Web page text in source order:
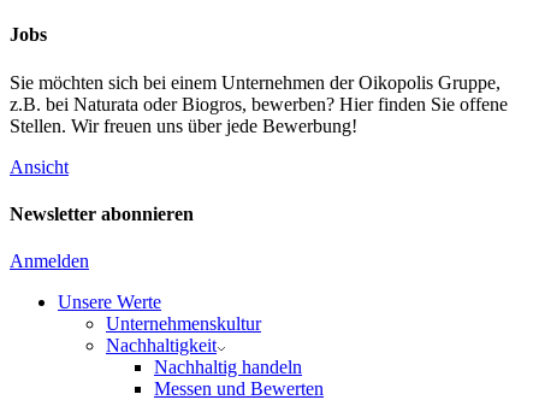
Jobs
Sie möchten sich bei einem Unternehmen der Oikopolis Gruppe,
z.B. bei Naturata oder Biogros, bewerben? Hier finden Sie offene
Stellen. Wir freuen uns über jede Bewerbung!
Ansicht
Newsletter abonnieren
Anmelden
Unsere Werte
Unternehmenskultur
Nachhaltigkeit
Nachhaltig handeln
Messen und Bewerten